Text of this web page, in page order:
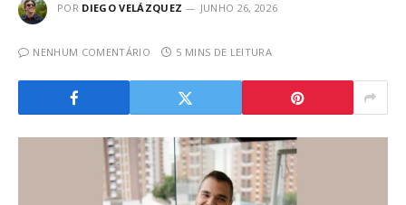
POR DIEGO VELÁZQUEZ JUNHO 26, 2026
NENHUM COMENTÁRIO 5 MINS DE LEITURA